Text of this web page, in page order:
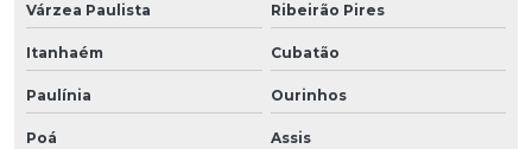
Várzea Paulista Ribeirão Pires
Itanhaém Cubatão
Paulínia Ourinhos
Poá Assis